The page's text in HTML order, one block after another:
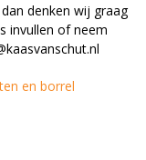
denken wij graag
invullen of neem
en borrel